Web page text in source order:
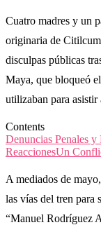
Cuatro madres y un
originaria de
disculpas públicas
Maya, que bloqueó
utilizaban para asistir
Contents
Denuncias Penales
ReaccionesUn
A mediados de
las vías del tren para
“Manuel Rodríguez